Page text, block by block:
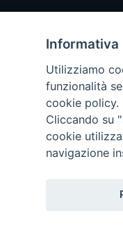
2019 - Tutti i
Informativa
Utilizziamo
funzionalità
cookie policy.
Cliccando su
cookie
navigazione